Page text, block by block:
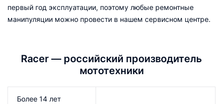
первый год эксплуатации, поэтому любые ремонтные
манипуляции можно провести в нашем сервисном центре.
Racer — российский производитель
мототехники
Более 14 лет